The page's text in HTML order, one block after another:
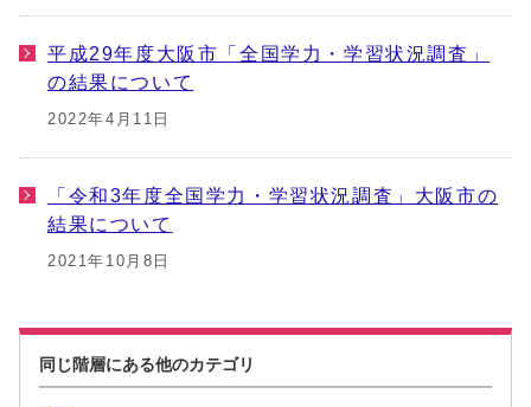
平成29年度大阪市「全国学力・学習状況調査」
の結果について
2022年4月11日
「令和3年度全国学力・学習状況調査」大阪市の
結果について
2021年10月8日
同じ階層にある他のカテゴリ